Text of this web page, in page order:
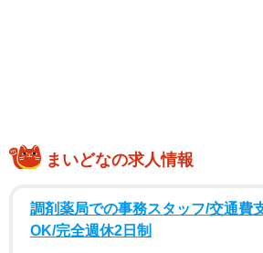
食べる鬼を討つ「鬼殺隊（きさつたい
竈門炭治郎（かまどたんじろう）の成
まいどなの求人情報
調剤薬局での事務スタッフ/交通費
OK/完全週休2日制